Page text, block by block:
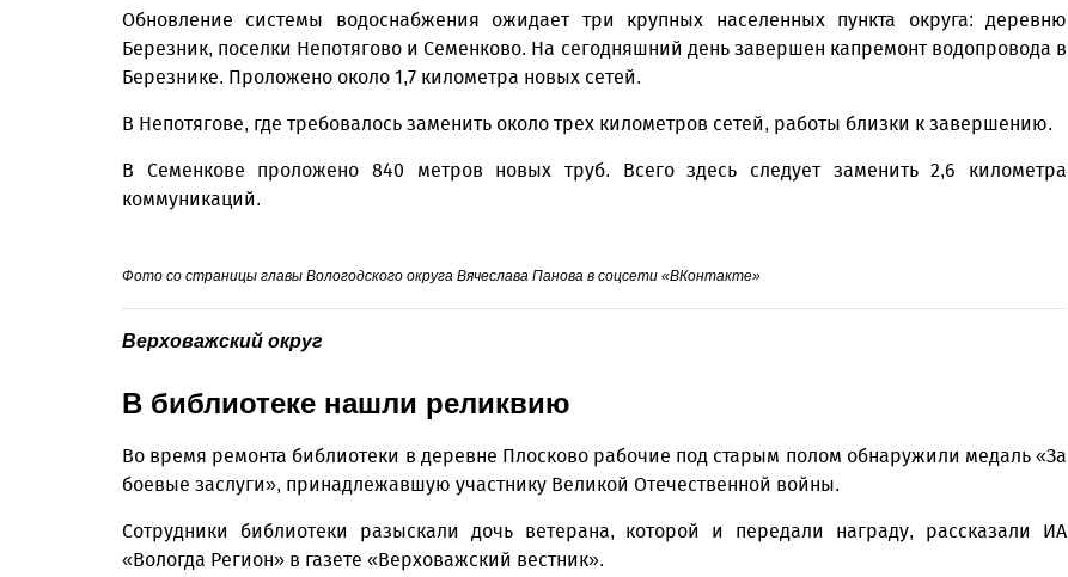
Обновление системы водоснабжения ожидает три крупных населенных пункта округа: деревню
Березник, поселки Непотягово и Семенково. На сегодняшний день завершен капремонт водопровода в
Березнике. Проложено около 1,7 километра новых сетей.
В Непотягове, где требовалось заменить около трех километров сетей, работы близки к завершению.
В Семенкове проложено 840 метров новых труб. Всего здесь следует заменить 2,6 километра
коммуникаций.
Фото со страницы главы Вологодского округа Вячеслава Панова в соцсети «ВКонтакте»
Верховажский округ
В библиотеке нашли реликвию
Во время ремонта библио­теки в деревне Плосково рабочие под старым полом обнаружили медаль «За
боевые заслуги», принадлежавшую участнику Великой Отечественной войны.
Сотрудники библиотеки разыскали дочь ветерана, которой и передали награду, рассказали ИА
«Вологда Регион» в газете «Верховажский вестник».